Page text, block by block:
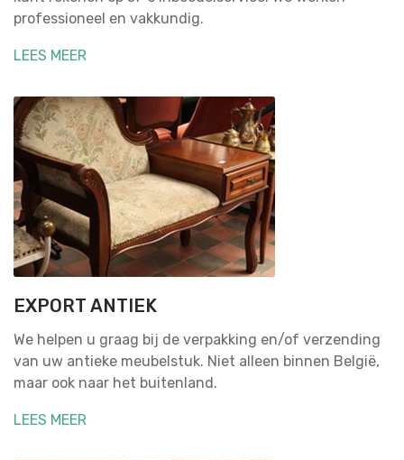
professioneel en vakkundig.
LEES MEER
EXPORT ANTIEK
We helpen u graag bij de verpakking en/of verzending
van uw antieke meubelstuk. Niet alleen binnen België,
maar ook naar het buitenland.
LEES MEER